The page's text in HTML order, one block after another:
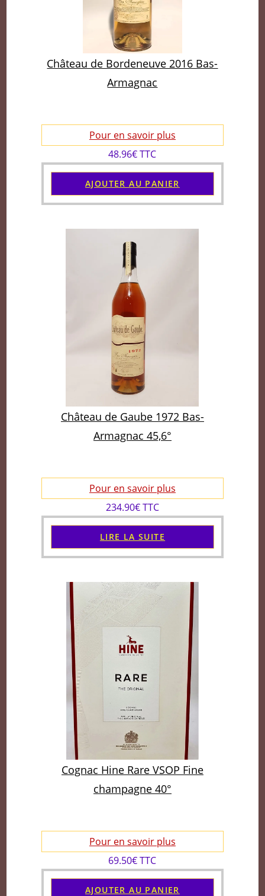
Château de Bordeneuve 2016 Bas-
Armagnac
Pour en savoir plus
48.96€ TTC
AJOUTER AU PANIER
Château de Gaube 1972 Bas-
Armagnac 45,6°
Pour en savoir plus
234.90€ TTC
LIRE LA SUITE
Cognac Hine Rare VSOP Fine
champagne 40°
Pour en savoir plus
69.50€ TTC
AJOUTER AU PANIER